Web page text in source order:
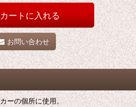
カートに入れる
お問い合わせ
ーの個所に使用。